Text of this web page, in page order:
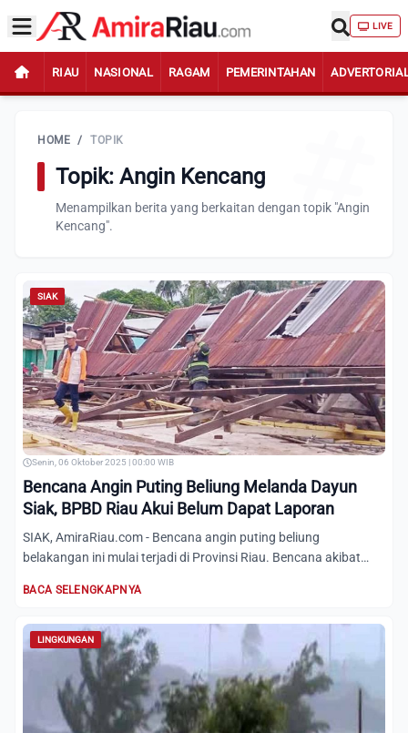
LIVE
RIAU NASIONAL RAGAM PEMERINTAHAN
HOME / TOPIK
Topik: Angin Kencang
Menampilkan berita yang berkaitan dengan topik "Angin
Kencang".
SIAK
Senin, 06 Oktober 2025 | 00:00 WIB
Bencana Angin Puting Beliung Melanda Dayun
Siak, BPBD Riau Akui Belum Dapat Laporan
SIAK, AmiraRiau.com - Bencana angin puting beliung
belakangan ini mulai terjadi di Provinsi Riau. Bencana akibat
BACA SELENGKAPNYA
LINGKUNGAN